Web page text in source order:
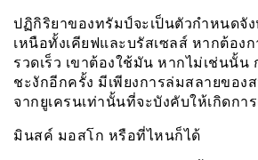
ปฏิกิริยาของทรัมป์จะเป็นตัวกำหนดจั
เหนือทั้งเคียฟและบรัสเซลส์ หากต้อง
รวดเร็ว เขาต้องใช้มัน หากไม่เช่นนั้น
ชะงักอีกครั้ง มีเพียงการล่มสลายของ
จากยูเครนเท่านั้นที่จะบังคับให้เกิดกา
มินสค์ มอสโก หรือที่ไหนก็ได้